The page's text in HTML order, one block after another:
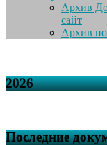
Архив
сайт
Архив
2026
Последние